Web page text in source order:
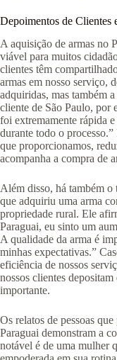
Depoimentos de Clientes
A aquisição de armas no
viável para muitos
clientes têm
armas em nosso serviço,
adquiridas, mas também
cliente de São Paulo, por
foi extremamente rápida
durante todo o
que proporcionamos,
acompanha a compra de
Além disso, há também o
que adquiriu uma arma
propriedade rural. Ele
Paraguai, eu sinto um
A qualidade da arma é
minhas expectativas.”
eficiência de nossos
nossos clientes
importante.
Os relatos de pessoas
Paraguai demonstram a
notável é de uma mulher